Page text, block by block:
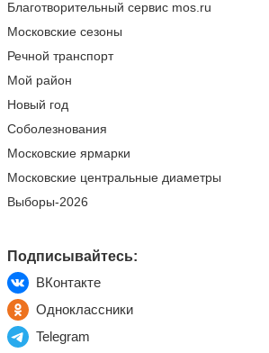
Благотворительный сервис mos.ru
Московские сезоны
Речной транспорт
Мой район
Новый год
Соболезнования
Московские ярмарки
Московские центральные диаметры
Выборы-2026
Подписывайтесь:
ВКонтакте
Одноклассники
Telegram